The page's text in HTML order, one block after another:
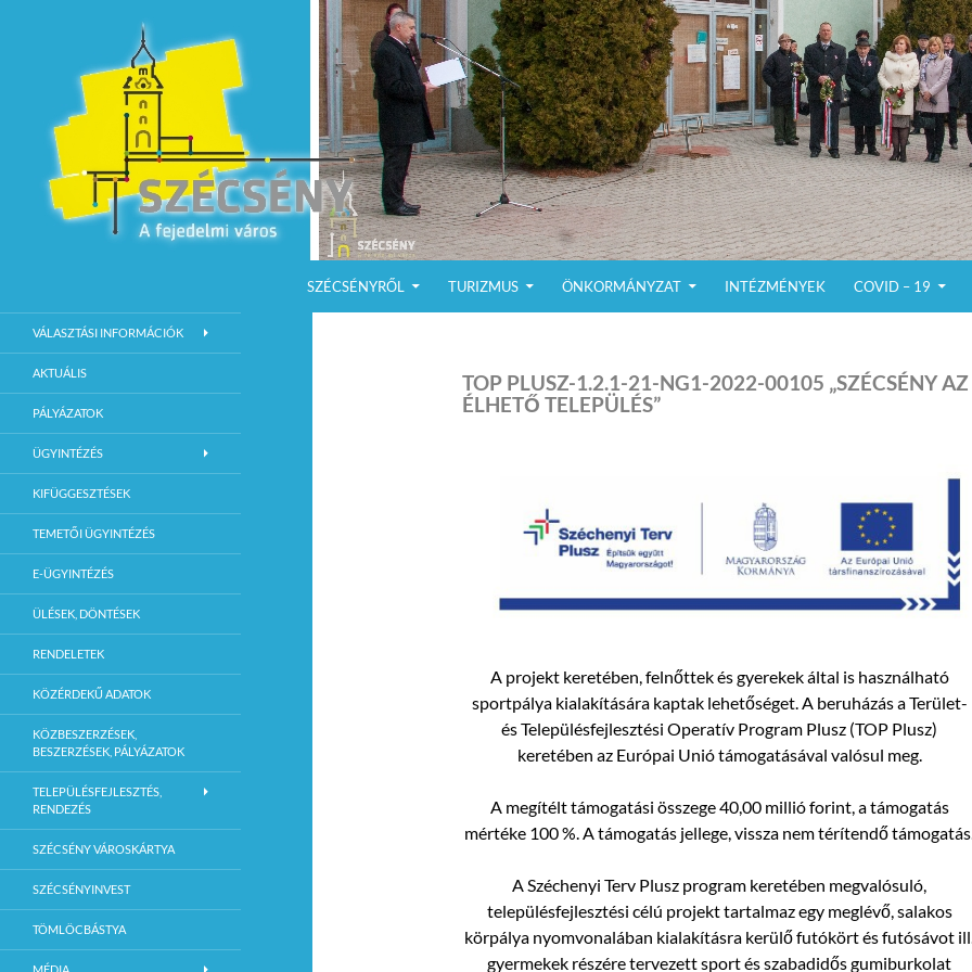
SZÉCSÉNYRŐL
TURIZMUS ÖNKORMÁNYZAT INTÉZMÉNYEK COVID – 19
TOP PLUSZ-1.2.1-21-NG1-2022-00105 „SZÉCSÉNY AZ
ÉLHETŐ TELEPÜLÉS”
A projekt keretében, felnőttek és gyerekek által is használható
sportpálya kialakítására kaptak lehetőséget. A beruházás a Terület-
és Településfejlesztési Operatív Program Plusz (TOP Plusz)
keretében az Európai Unió támogatásával valósul meg.
A megítélt támogatási összege 40,00 millió forint, a támogatás
mértéke 100 %. A támogatás jellege, vissza nem térítendő
A Széchenyi Terv Plusz program keretében megvalósuló,
településfejlesztési célú projekt tartalmaz egy meglévő, salakos
körpálya nyomvonalában kialakításra kerülő futókört és futósávot
gyermekek részére tervezett sport és szabadidős gumiburkolat
Szécsény Város Hivatalos Weboldala
VÁLASZTÁSI INFORMÁCIÓK
AKTUÁLIS
PÁLYÁZATOK
ÜGYINTÉZÉS
KIFÜGGESZTÉSEK
TEMETŐI ÜGYINTÉZÉS
E-ÜGYINTÉZÉS
ÜLÉSEK, DÖNTÉSEK
RENDELETEK
KÖZÉRDEKŰ ADATOK
KÖZBESZERZÉSEK,
BESZERZÉSEK, PÁLYÁZATOK
TELEPÜLÉSFEJLESZTÉS,
RENDEZÉS
SZÉCSÉNY VÁROSKÁRTYA
SZÉCSÉNYINVEST
TÖMLÖCBÁSTYA